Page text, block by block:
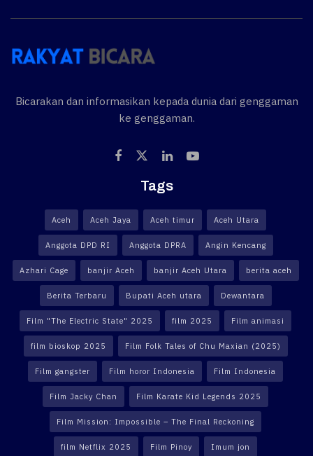
Bicarakan dan informasikan kepada dunia dari genggaman
ke genggaman.
Tags
Aceh Aceh Jaya Aceh timur Aceh Utara
Anggota DPD RI Anggota DPRA Angin Kencang
Azhari Cage banjir Aceh banjir Aceh Utara berita aceh
Berita Terbaru Bupati Aceh utara Dewantara
Film "The Electric State" 2025 film 2025 Film animasi
film bioskop 2025 Film Folk Tales of Chu Maxian (2025)
Film gangster Film horor Indonesia Film Indonesia
Film Jacky Chan Film Karate Kid Legends 2025
Film Mission: Impossible – The Final Reckoning
film Netflix 2025 Film Pinoy Imum jon